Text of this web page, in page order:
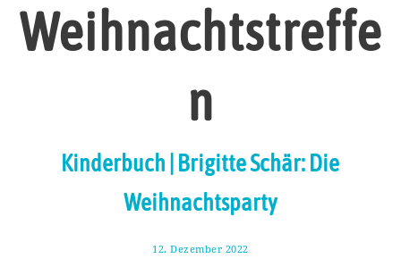
Weihnachtstreffe
n
Kinderbuch | Brigitte Schär: Die
Weihnachtsparty
12. Dezember 2022